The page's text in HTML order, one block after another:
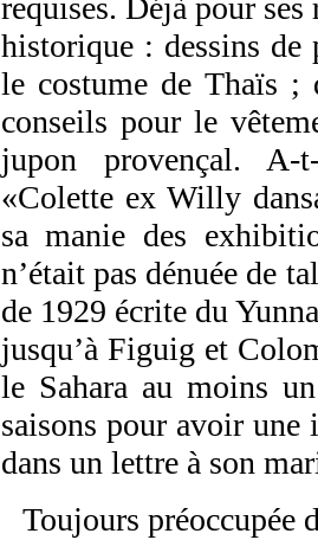
requises. Déjà pour
historique : dessins de
le costume de Thaïs ;
conseils pour le
jupon provençal.
«Colette ex Willy
sa manie des
n’était pas dénuée de
de 1929 écrite du
jusqu’à Figuig et
le Sahara au moins
saisons pour avoir une
dans un lettre à son
Toujours préoccupée